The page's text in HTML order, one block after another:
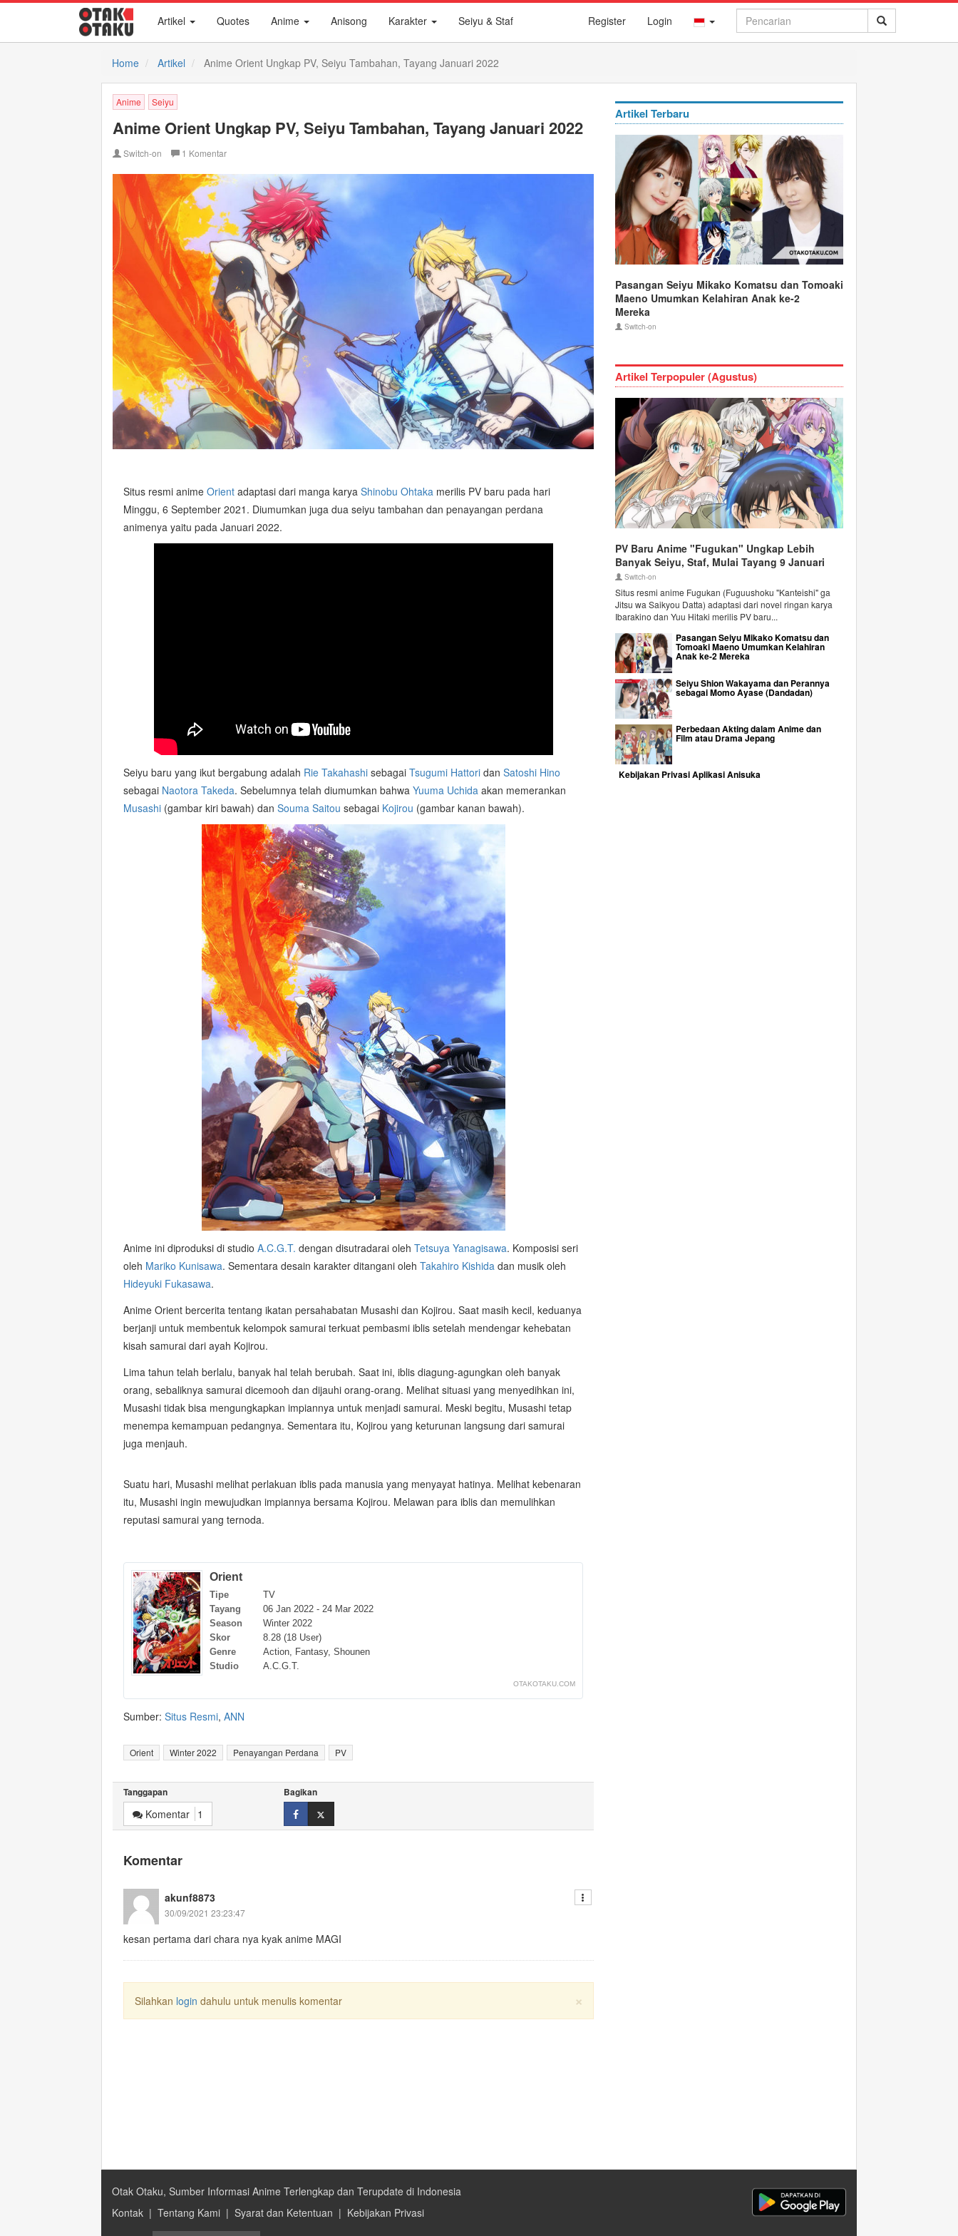
Register Login
Artikel Quotes Anime Anisong Karakter Seiyu & Staf
Home Artikel Anime Orient Ungkap PV, Seiyu Tambahan, Tayang Januari 2022
Anime Seiyu
Anime Orient Ungkap PV, Seiyu Tambahan, Tayang Januari 2022
Switch-on 1 Komentar
Situs resmi anime Orient adaptasi dari manga karya Shinobu Ohtaka merilis PV baru pada hari
Minggu, 6 September 2021. Diumumkan juga dua seiyu tambahan dan penayangan perdana
animenya yaitu pada Januari 2022.
Seiyu baru yang ikut bergabung adalah Rie Takahashi sebagai Tsugumi Hattori dan Satoshi Hino
sebagai Naotora Takeda. Sebelumnya telah diumumkan bahwa Yuuma Uchida akan memerankan
Musashi (gambar kiri bawah) dan Souma Saitou sebagai Kojirou (gambar kanan bawah).
Anime ini diproduksi di studio A.C.G.T. dengan disutradarai oleh Tetsuya Yanagisawa. Komposisi seri
oleh Mariko Kunisawa. Sementara desain karakter ditangani oleh Takahiro Kishida dan musik oleh
Hideyuki Fukasawa.
Anime Orient bercerita tentang ikatan persahabatan Musashi dan Kojirou. Saat masih kecil, keduanya
berjanji untuk membentuk kelompok samurai terkuat pembasmi iblis setelah mendengar kehebatan
kisah samurai dari ayah Kojirou.
Lima tahun telah berlalu, banyak hal telah berubah. Saat ini, iblis diagung-agungkan oleh banyak
orang, sebaliknya samurai dicemooh dan dijauhi orang-orang. Melihat situasi yang menyedihkan ini,
Musashi tidak bisa mengungkapkan impiannya untuk menjadi samurai. Meski begitu, Musashi tetap
menempa kemampuan pedangnya. Sementara itu, Kojirou yang keturunan langsung dari samurai
juga menjauh.
Suatu hari, Musashi melihat perlakuan iblis pada manusia yang menyayat hatinya. Melihat kebenaran
itu, Musashi ingin mewujudkan impiannya bersama Kojirou. Melawan para iblis dan memulihkan
reputasi samurai yang ternoda.
Orient
Tipe
TV
Tayang
06 Jan 2022 - 24 Mar 2022
Season
Winter 2022
Skor
8.28 (18 User)
Genre
Action Fantasy, Shounen
Studio
A.C.G.T.
OTAKOTAKU.COM
Sumber: Situs Resmi, ANN
Orient Winter 2022 Penayangan Perdana PV
Tanggapan
Komentar 1
Bagikan
Komentar
akunf8873
30/09/2021 23:23:47
kesan pertama dari chara nya kyak anime MAGI
×
Silahkan login dahulu untuk menulis komentar
Artikel Terbaru
Pasangan Seiyu Mikako Komatsu dan Tomoaki
Maeno Umumkan Kelahiran Anak ke-2
Mereka
Switch-on
Artikel Terpopuler (Agustus)
PV Baru Anime "Fugukan" Ungkap Lebih
Banyak Seiyu, Staf, Mulai Tayang 9 Januari
Switch-on
Situs resmi anime Fugukan (Fuguushoku "Kanteishi" ga
Jitsu wa Saikyou Datta) adaptasi dari novel ringan karya
Ibarakino dan Yuu Hitaki merilis PV baru...
Pasangan Seiyu Mikako Komatsu dan
Tomoaki Maeno Umumkan Kelahiran
Anak ke-2 Mereka
Seiyu Shion Wakayama dan Perannya
sebagai Momo Ayase (Dandadan)
Perbedaan Akting dalam Anime dan
Film atau Drama Jepang
Kebijakan Privasi Aplikasi Anisuka
Otak Otaku, Sumber Informasi Anime Terlengkap dan Terupdate di Indonesia
Kontak | Tentang Kami | Syarat dan Ketentuan | Kebijakan Privasi